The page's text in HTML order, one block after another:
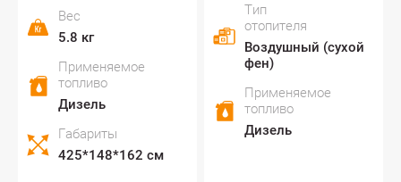
Вес
5.8 кг
Применяемое
топливо
Дизель
Габариты
425*148*162 см
Тип
отопителя
Воздушный (сухой
фен)
Применяемое
топливо
Дизель